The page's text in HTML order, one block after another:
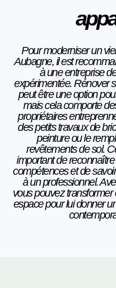
Pour moderniser un
Aubagne, il est
à une entreprise
expérimentée. Rénover
peut être une option
mais cela comporte
propriétaires
des petits travaux de
peinture ou le
revêtements de sol.
important de
compétences et de
à un professionnel.
vous pouvez transformer
espace pour lui donner